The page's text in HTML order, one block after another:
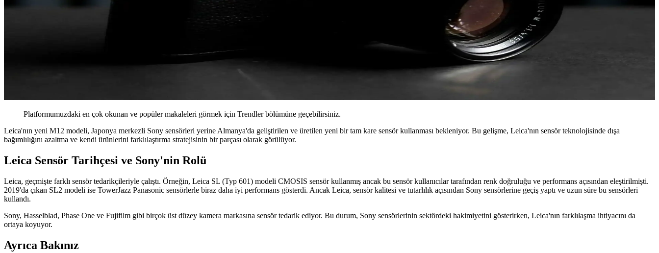
Platformumuzdaki en çok okunan ve popüler makaleleri görmek için Trendler bölümüne geçebilirsiniz.
Leica'nın yeni M12 modeli, Japonya merkezli Sony sensörleri yerine Almanya'da geliştirilen ve üretilen yeni bir tam kare sensör kullanması bekleniyor. Bu gelişme, Leica'nın sensör teknolojisinde dışa
bağımlılığını azaltma ve kendi ürünlerini farklılaştırma stratejisinin bir parçası olarak görülüyor.
Leica Sensör Tarihçesi ve Sony'nin Rolü
Leica, geçmişte farklı sensör tedarikçileriyle çalıştı. Örneğin, Leica SL (Typ 601) modeli CMOSIS sensör kullanmış ancak bu sensör kullanıcılar tarafından renk doğruluğu ve performans açısından eleştirilmişti.
2019'da çıkan SL2 modeli ise TowerJazz Panasonic sensörlerle biraz daha iyi performans gösterdi. Ancak Leica, sensör kalitesi ve tutarlılık açısından Sony sensörlerine geçiş yaptı ve uzun süre bu sensörleri
kullandı.
Sony, Hasselblad, Phase One ve Fujifilm gibi birçok üst düzey kamera markasına sensör tedarik ediyor. Bu durum, Sony sensörlerinin sektördeki hakimiyetini gösterirken, Leica'nın farklılaşma ihtiyacını da
ortaya koyuyor.
Ayrıca Bakınız